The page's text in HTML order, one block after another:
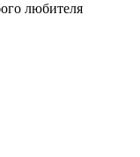
любителя